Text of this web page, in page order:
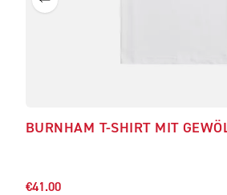
BURNHAM T-SHIRT MIT
€41.00